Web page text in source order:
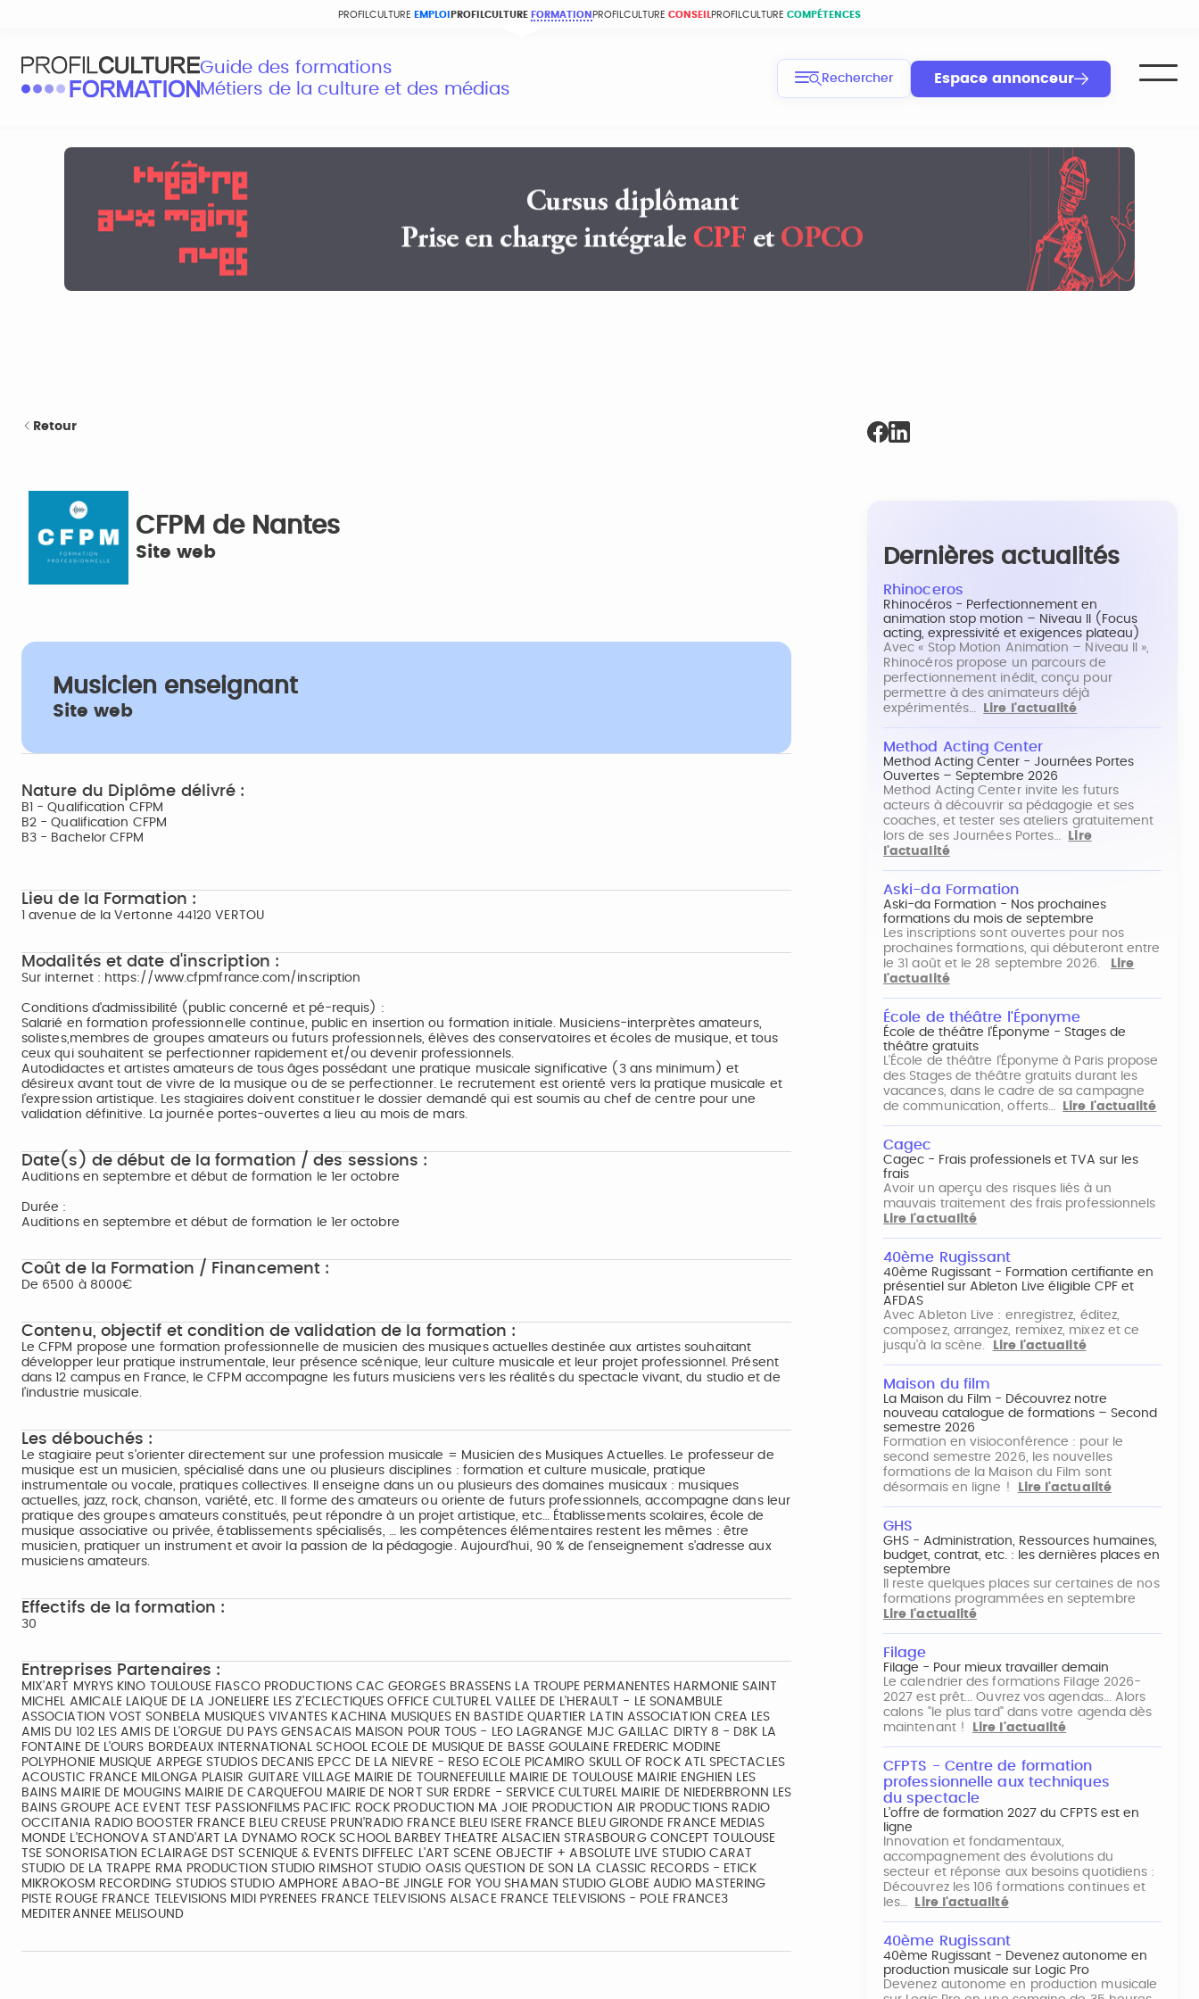
PROFILCULTURE EMPLOI PROFILCULTURE FORMATION PROFILCULTURE CONSEIL PROFILCULTURE COMPÉTENCES
Guide des formations
Métiers de la culture et des médias
Rechercher Espace annonceur
Retour
CFPM de Nantes
Site web
Musicien enseignant
Site web
Nature du Diplôme délivré :
B1 - Qualification CF¨PM
B2 - Qualification CF¨PM
B3 - Bachelor CFPM
Lieu de la Formation :
1 avenue de la Vertonne 44120 VERTOU
Modalités et date d'inscription :
Sur internet : https://www.cfpmfrance.com/inscription
Conditions d'admissibilité (public concerné et pé-requis) :
Salarié en formation professionnelle continue, public en insertion ou formation initiale. Musiciens-interprètes amateurs,
solistes,membres de groupes amateurs ou futurs professionnels, élèves des conservatoires et écoles de musique, et tous
ceux qui souhaitent se perfectionner rapidement et/ou devenir professionnels.
Autodidactes et artistes amateurs de tous âges possédant une pratique musicale significative (3 ans minimum) et
désireux avant tout de vivre de la musique ou de se perfectionner. Le recrutement est orienté vers la pratique musicale et
l’expression artistique. Les stagiaires doivent constituer le dossier demandé qui est soumis au chef de centre pour une
validation définitive. La journée portes-ouvertes a lieu au mois de mars.
Date(s) de début de la formation / des sessions :
Auditions en septembre et début de formation le 1er octobre
Durée :
Auditions en septembre et début de formation le 1er octobre
Coût de la Formation / Financement :
De 6500 à 8000€
Contenu, objectif et condition de validation de la formation :
Le CFPM propose une formation professionnelle de musicien des musiques actuelles destinée aux artistes souhaitant
développer leur pratique instrumentale, leur présence scénique, leur culture musicale et leur projet professionnel. Présent
dans 12 campus en France, le CFPM accompagne les futurs musiciens vers les réalités du spectacle vivant, du studio et de
l’industrie musicale.
Les débouchés :
Le stagiaire peut s'orienter directement sur une profession musicale = Musicien des Musiques Actuelles. Le professeur de
musique est un musicien, spécialisé dans une ou plusieurs disciplines : formation et culture musicale, pratique
instrumentale ou vocale, pratiques collectives. Il enseigne dans un ou plusieurs des domaines musicaux : musiques
actuelles, jazz, rock, chanson, variété, etc. Il forme des amateurs ou oriente de futurs professionnels, accompagne dans leur
pratique des groupes amateurs constitués, peut répondre à un projet artistique, etc… Établissements scolaires, école de
musique associative ou privée, établissements spécialisés, … les compétences élémentaires restent les mêmes : être
musicien, pratiquer un instrument et avoir la passion de la pédagogie. Aujourd'hui, 90 % de l'enseignement s'adresse aux
musiciens amateurs.
Effectifs de la formation :
30
Entreprises Partenaires :
MIX'ART MYRYS KINO TOULOUSE FIASCO PRODUCTIONS CAC GEORGES BRASSENS LA TROUPE PERMANENTES HARMONIE SAINT
MICHEL AMICALE LAIQUE DE LA JONELIERE LES Z'ECLECTIQUES OFFICE CULTUREL VALLEE DE L'HERAULT - LE SONAMBULE
ASSOCIATION VOST SONBELA MUSIQUES VIVANTES KACHINA MUSIQUES EN BASTIDE QUARTIER LATIN ASSOCIATION CREA LES
AMIS DU 102 LES AMIS DE L'ORGUE DU PAYS GENSACAIS MAISON POUR TOUS - LEO LAGRANGE MJC GAILLAC DIRTY 8 - D8K LA
FONTAINE DE L'OURS BORDEAUX INTERNATIONAL SCHOOL ECOLE DE MUSIQUE DE BASSE GOULAINE FREDERIC MODINE
POLYPHONIE MUSIQUE ARPEGE STUDIOS DECANIS EPCC DE LA NIEVRE - RESO ECOLE PICAMIRO SKULL OF ROCK ATL SPECTACLES
ACOUSTIC FRANCE MILONGA PLAISIR GUITARE VILLAGE MAIRIE DE TOURNEFEUILLE MAIRIE DE TOULOUSE MAIRIE ENGHIEN LES
BAINS MAIRIE DE MOUGINS MAIRIE DE CARQUEFOU MAIRIE DE NORT SUR ERDRE - SERVICE CULTUREL MAIRIE DE NIEDERBRONN LES
BAINS GROUPE ACE EVENT TESF PASSIONFILMS PACIFIC ROCK PRODUCTION MA JOIE PRODUCTION AIR PRODUCTIONS RADIO
OCCITANIA RADIO BOOSTER FRANCE BLEU CREUSE PRUN'RADIO FRANCE BLEU ISERE FRANCE BLEU GIRONDE FRANCE MEDIAS
MONDE L'ECHONOVA STAND'ART LA DYNAMO ROCK SCHOOL BARBEY THEATRE ALSACIEN STRASBOURG CONCEPT TOULOUSE
TSE SONORISATION ECLAIRAGE DST SCENIQUE & EVENTS DIFFELEC L'ART SCENE OBJECTIF + ABSOLUTE LIVE STUDIO CARAT
STUDIO DE LA TRAPPE RMA PRODUCTION STUDIO RIMSHOT STUDIO OASIS QUESTION DE SON LA CLASSIC RECORDS - ETICK
MIKROKOSM RECORDING STUDIOS STUDIO AMPHORE ABAO-BE JINGLE FOR YOU SHAMAN STUDIO GLOBE AUDIO MASTERING
PISTE ROUGE FRANCE TELEVISIONS MIDI PYRENEES FRANCE TELEVISIONS ALSACE FRANCE TELEVISIONS - POLE FRANCE3
MEDITERANNEE MELISOUND
Dernières actualités
Rhinoceros
Rhinocéros - Perfectionnement en
animation stop motion – Niveau II (Focus
acting, expressivité et exigences plateau)
Avec « Stop Motion Animation – Niveau II »,
Rhinocéros propose un parcours de
perfectionnement inédit, conçu pour
permettre à des animateurs déjà
expérimentés…
Lire l'actualité
Method Acting Center
Method Acting Center - Journées Portes
Ouvertes – Septembre 2026
Method Acting Center invite les futurs
acteurs à découvrir sa pédagogie et ses
coaches, et tester ses ateliers gratuitement
lors de ses Journées Portes…
Lire
l'actualité
Aski-da Formation
Aski-da Formation - Nos prochaines
formations du mois de septembre
Les inscriptions sont ouvertes pour nos
prochaines formations, qui débuteront entre
le 31 août et le 28 septembre 2026.
Lire
l'actualité
École de théâtre l'Éponyme
École de théâtre l'Éponyme - Stages de
théâtre gratuits
L'École de théâtre l'Éponyme à Paris propose
des Stages de théâtre gratuits durant les
vacances, dans le cadre de sa campagne
de communication, offerts…
Lire l'actualité
Cagec
Cagec - Frais professionels et TVA sur les
frais
Avoir un aperçu des risques liés à un
mauvais traitement des frais professionnels
Lire l'actualité
40ème Rugissant
40ème Rugissant - Formation certifiante en
présentiel sur Ableton Live éligible CPF et
AFDAS
Avec Ableton Live : enregistrez, éditez,
composez, arrangez, remixez, mixez et ce
jusqu'à la scène.
Lire l'actualité
Maison du film
La Maison du Film - Découvrez notre
nouveau catalogue de formations – Second
semestre 2026
Formation en visioconférence : pour le
second semestre 2026, les nouvelles
formations de la Maison du Film sont
désormais en ligne !
Lire l'actualité
GHS
GHS - Administration, Ressources humaines,
budget, contrat, etc. : les dernières places en
septembre
Il reste quelques places sur certaines de nos
formations programmées en septembre
Lire l'actualité
Filage
Filage - Pour mieux travailler demain
Le calendrier des formations Filage 2026-
2027 est prêt... Ouvrez vos agendas... Alors
calons "le plus tard" dans votre agenda dès
maintenant !
Lire l'actualité
CFPTS - Centre de formation
professionnelle aux techniques
du spectacle
L’offre de formation 2027 du CFPTS est en
ligne
Innovation et fondamentaux,
accompagnement des évolutions du
secteur et réponse aux besoins quotidiens :
Découvrez les 106 formations continues et
les…
Lire l'actualité
40ème Rugissant
40ème Rugissant - Devenez autonome en
production musicale sur Logic Pro
Devenez autonome en production musicale